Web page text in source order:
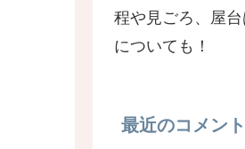
程や見ごろ、屋
についても！
最近のコメント